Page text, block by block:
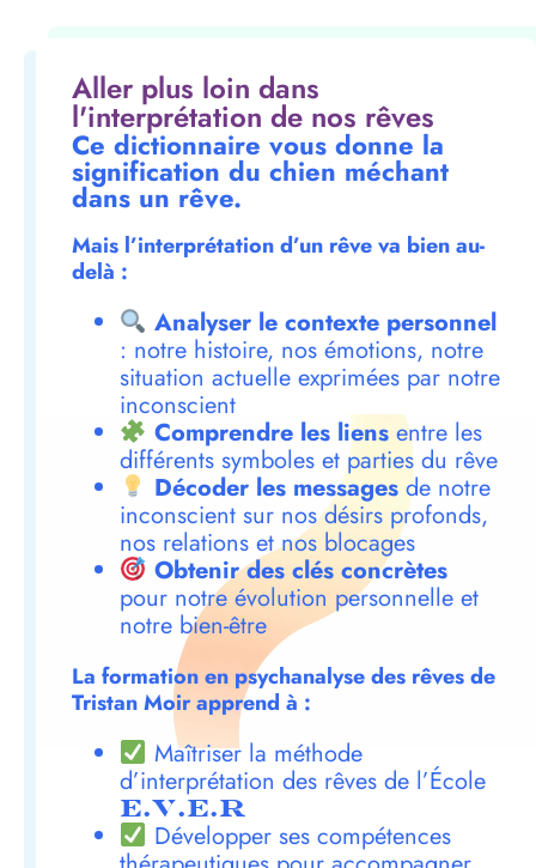
Aller plus loin dans
l'interprétation de nos rêves
Ce dictionnaire vous donne la
signification du chien méchant
dans un rêve.
Mais l’interprétation d’un rêve va bien au-
delà :
Analyser le contexte personnel
: notre histoire, nos émotions, notre
situation actuelle exprimées par notre
inconscient
Comprendre les liensentre les
différents symboles et parties du rêve
Décoder les messagesde notre
inconscient sur nos désirs profonds,
nos relations et nos blocages
Obtenir des clés concrètes
pour notre évolution personnelle et
notre bien-être
La formation en psychanalyse des rêves de
Tristan Moir apprend à :
Maîtriser la méthode
d’interprétation des rêves de l’École
E.V.E.R
Développer ses compétences